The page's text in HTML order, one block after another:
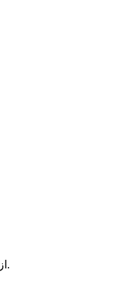
از اینکه وقت گذاشتید بی نهایت سپاسگذارم.